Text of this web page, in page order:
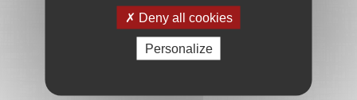
Deny all cookies
Personalize